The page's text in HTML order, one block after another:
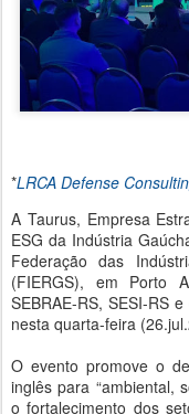
*LRCA Defense
A Taurus, Empresa
ESG da Indústria
Federação das
(FIERGS), em Porto
SEBRAE-RS, SESI-RS
nesta quarta-feira
O evento promove o
inglês para “ambiental,
o fortalecimento dos